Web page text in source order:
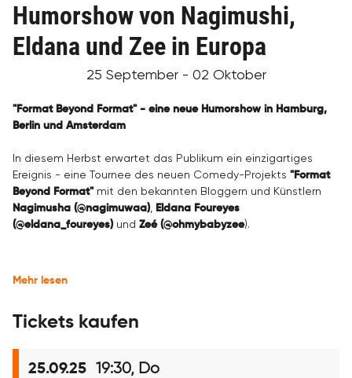
Humorshow von Nagimushi,
Eldana und Zee in Europa
25 September - 02 Oktober
"Format Beyond Format" - eine neue Humorshow in Hamburg,
Berlin und Amsterdam
In diesem Herbst erwartet das Publikum ein einzigartiges
Ereignis - eine Tournee des neuen Comedy-Projekts "Format
Beyond Format"mit den bekannten Bloggern und Künstlern
Nagimusha (@nagimuwaa), Eldana Foureyes
(@eldana_foureyes) und Zeé (@ohmybabyzee).
Mehr lesen
Tickets kaufen
25.09.25 19:30, Do